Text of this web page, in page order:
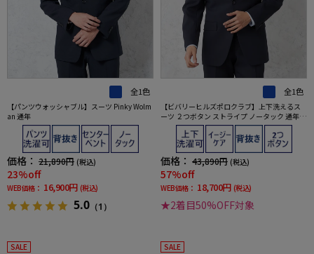
全1色
【パンツウォッシャブル】スーツ Pinky Wolm
an 通年
価格： 21,890円 (税込)
23%off
WEB価格： 16,900円 (税込)
5.0 （1）
全1色
【ビバリーヒルズポロクラブ】上下洗えるス
ーツ ２つボタン ストライプ ノータック 通年
ポリエステル100％
価格： 43,890円 (税込)
57%off
WEB価格： 18,700円 (税込)
★2着目50%OFF対象
SALE SALE